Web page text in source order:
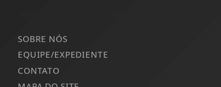
SOBRE NÓS
EQUIPE/EXPEDIENTE
CONTATO